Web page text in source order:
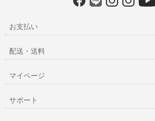
お支払い
配送・送料
マイページ
サポート